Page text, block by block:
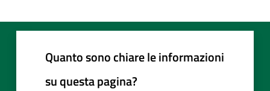
Quanto sono chiare le informazioni
su questa pagina?